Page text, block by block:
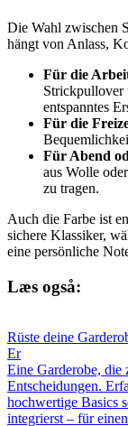
Die Wahl zwischen
hängt von Anlass,
Für die
Strickpullover
entspanntes
Für die
Für Abend
aus Wolle
zu tragen.
Auch die Farbe ist
sichere Klassiker,
eine persönliche
Læs også:
Rüste deine
Er
Eine Garderobe, die
Entscheidungen.
hochwertige Basics
integrierst – für